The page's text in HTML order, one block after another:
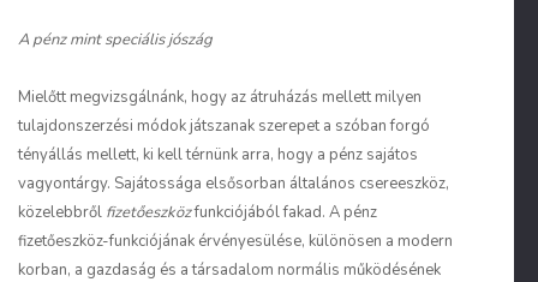
A pénz mint speciális jószág
Mielőtt megvizsgálnánk, hogy az átruházás mellett milyen
tulajdonszerzési módok játszanak szerepet a szóban forgó
tényállás mellett, ki kell térnünk arra, hogy a pénz sajátos
vagyontárgy. Sajátossága elsősorban általános csereeszköz,
közelebbről fizetőeszközfunkciójából fakad. A pénz
fizetőeszköz-funkciójának érvényesülése, különösen a modern
korban, a gazdaság és a társadalom normális működésének